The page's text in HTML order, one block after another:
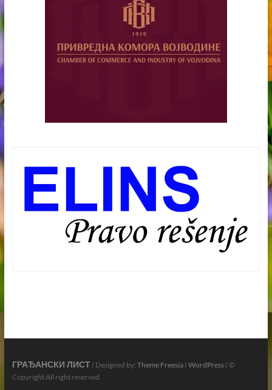
ГРАЂАНСКИ ЛИСТ| Designed by: Theme Freesia| WordPress| ©
Copyright All right reserved